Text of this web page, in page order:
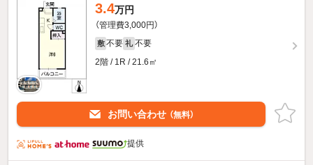
3.4万円
（管理費3,000円）
敷 不要 礼 不要
2階 / 1R / 21.6㎡
お問い合わせ （無料）
提供